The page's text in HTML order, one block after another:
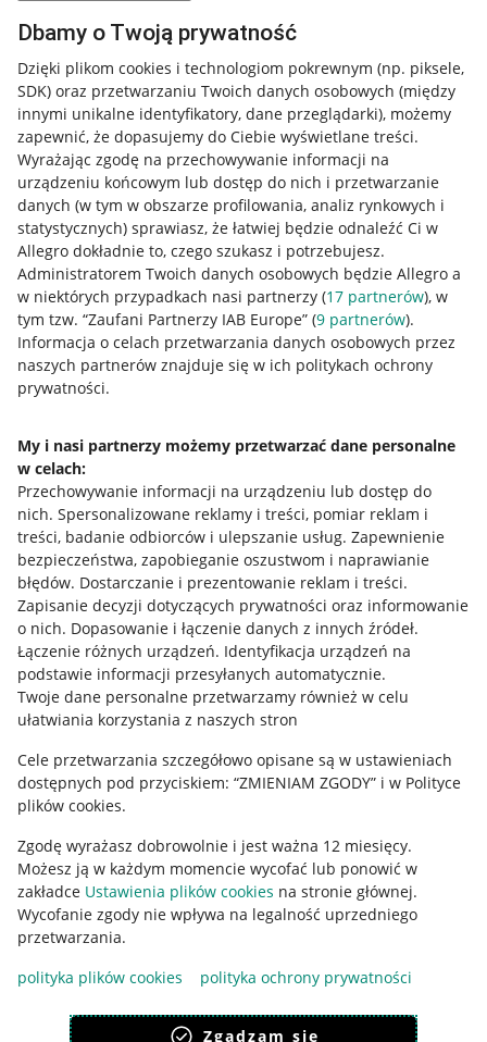
Dbamy o Twoją prywatność
Dzięki plikom cookies i technologiom pokrewnym (np. piksele,
SDK) oraz przetwarzaniu Twoich danych osobowych (między
innymi unikalne identyfikatory, dane przeglądarki), możemy
zapewnić, że dopasujemy do Ciebie wyświetlane treści.
Wyrażając zgodę na przechowywanie informacji na
urządzeniu końcowym lub dostęp do nich i przetwarzanie
danych (w tym w obszarze profilowania, analiz rynkowych i
statystycznych) sprawiasz, że łatwiej będzie odnaleźć Ci w
Allegro dokładnie to, czego szukasz i potrzebujesz.
Administratorem Twoich danych osobowych będzie Allegro a
w niektórych przypadkach nasi partnerzy (17 partnerów), w
tym tzw. “Zaufani Partnerzy IAB Europe” (9 partnerów).
Informacja o celach przetwarzania danych osobowych przez
naszych partnerów znajduje się w ich politykach ochrony
prywatności.
My i nasi partnerzy możemy przetwarzać dane personalne
w celach:
Przechowywanie informacji na urządzeniu lub dostęp do
nich. Spersonalizowane reklamy i treści, pomiar reklam i
treści, badanie odbiorców i ulepszanie usług. Zapewnienie
bezpieczeństwa, zapobieganie oszustwom i naprawianie
błędów. Dostarczanie i prezentowanie reklam i treści.
Zapisanie decyzji dotyczących prywatności oraz informowanie
o nich. Dopasowanie i łączenie danych z innych źródeł.
Łączenie różnych urządzeń. Identyfikacja urządzeń na
podstawie informacji przesyłanych automatycznie.
Twoje dane personalne przetwarzamy również w celu
ułatwiania korzystania z naszych stron
Cele przetwarzania szczegółowo opisane są w ustawieniach
dostępnych pod przyciskiem: “ZMIENIAM ZGODY” i w Polityce
plików cookies.
Zgodę wyrażasz dobrowolnie i jest ważna 12 miesięcy.
Możesz ją w każdym momencie wycofać lub ponowić w
zakładce Ustawienia plików cookies na stronie głównej.
Wycofanie zgody nie wpływa na legalność uprzedniego
przetwarzania.
polityka plików cookies
polityka ochrony prywatności
Zgadzam się
Przydatne informacje
Jak to działa
Allegro Gadane dla sprzedających
Allegro Gadane dla kupujących
Mapa miejscowości
Informacje prawne
Regulamin
Polityka plików "cookies"
Ustawienia plików "cookies"
Udostępnianie lokalizacji
Informacje dla Aktu o Usługach Cyfrowych
Pobierz aplikację